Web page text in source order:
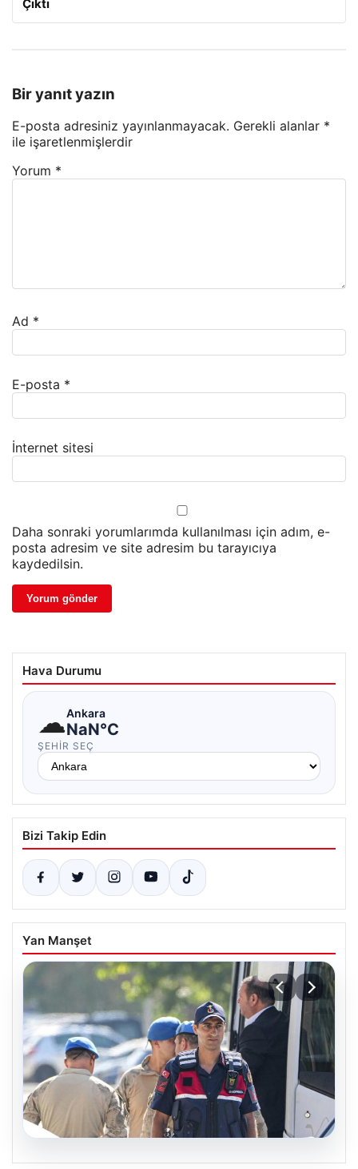
Çıktı
Bir yanıt yazın
E-posta adresiniz yayınlanmayacak. Gerekli alanlar *
ile işaretlenmişlerdir
Yorum *
Ad *
E-posta *
İnternet sitesi
Daha sonraki yorumlarımda kullanılması için adım, e-
posta adresim ve site adresim bu tarayıcıya
kaydedilsin.
Hava Durumu
☁Ankara
NaN°C
ŞEHIR SEÇ
Bizi Takip Edin
Yan Manşet